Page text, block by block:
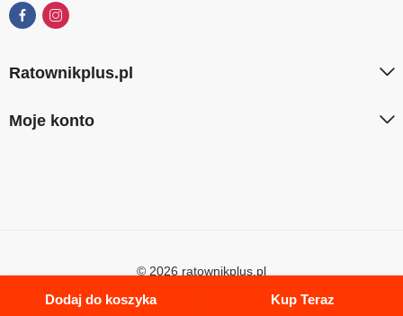
Dodaj do koszyka Kup Teraz
Ratownikplus.pl
Moje konto
© 2026 ratownikplus.pl